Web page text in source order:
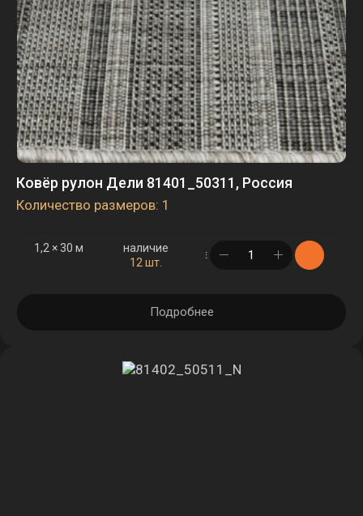
Ковёр рулон Дели 81401_50311, Россия
Количество размеров: 1
1,2 × 30 м
наличие
12 шт.
в корзине
Подробнее